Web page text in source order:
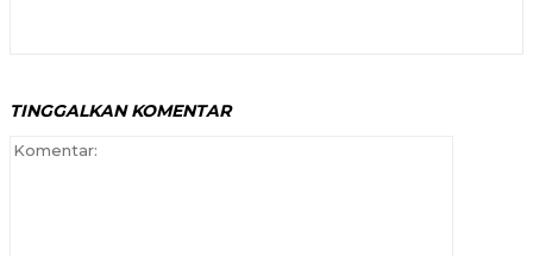
TINGGALKAN KOMENTAR